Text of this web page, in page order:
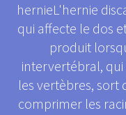
hernieL'hernie
qui affecte le dos
produit
intervertébral,
les vertèbres, sort
comprimer les